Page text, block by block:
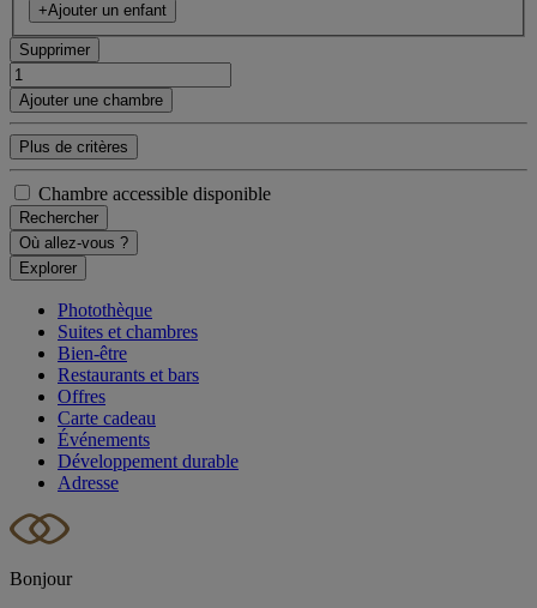
+Ajouter un enfant
Supprimer
Ajouter une chambre
Plus de critères
Chambre accessible disponible
Rechercher
Où allez-vous ?
Explorer
Photothèque
Suites et chambres
Bien-être
Restaurants et bars
Offres
Carte cadeau
Événements
Développement durable
Adresse
Bonjour